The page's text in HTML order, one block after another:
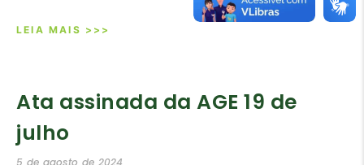
LEIA MAIS >>>
Ata assinada da AGE 19 de
julho